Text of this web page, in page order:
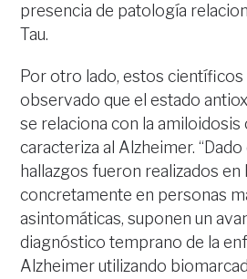
presencia de patología
Tau.
Por otro lado, estos científicos
observado que el estado
se relaciona con la amiloidosis
caracteriza al Alzheimer.
hallazgos fueron realizados en
concretamente en personas
asintomáticas, suponen un
diagnóstico temprano de la
Alzheimer utilizando